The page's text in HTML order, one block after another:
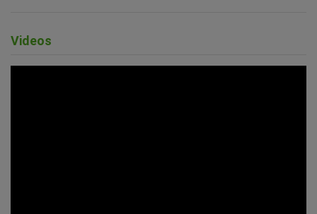
Videos